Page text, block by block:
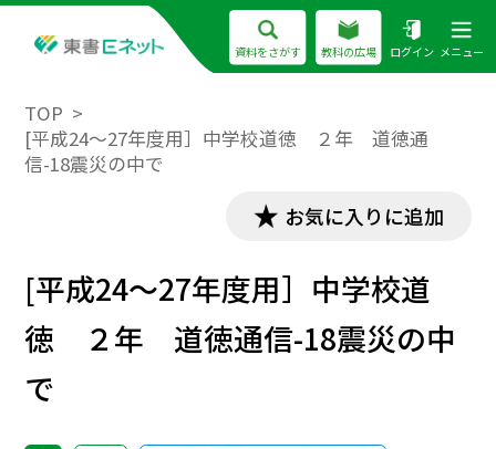
資料をさがす 教科の広場 ログイン メニュー
TOP
[平成24～27年度用］中学校道徳 ２年 道徳通
信-18震災の中で
お気に入りに追加
[平成24～27年度用］中学校道
徳 ２年 道徳通信-18震災の中
で